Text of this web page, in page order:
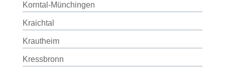
Korntal-Münchingen
Kraichtal
Krautheim
Kressbronn